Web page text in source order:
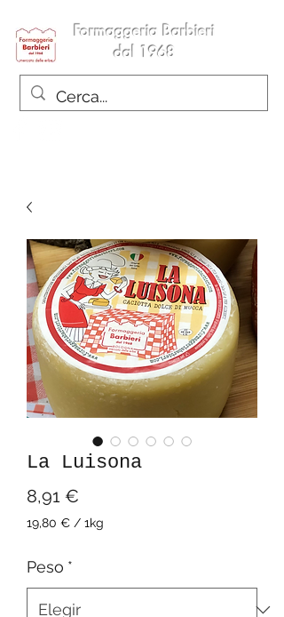
Formaggeria Barbieri
dal 1968
La Luisona
8,91 €
19,80 € / 1kg
1
Kilogramos
Peso *